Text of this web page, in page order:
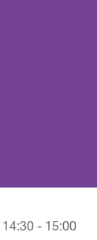
14:30 - 15:00